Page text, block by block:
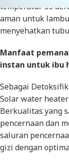
temperatur 33
aman untuk
menyehatkan
Manfaat
instan untuk ibu
Sebagai
Solar water
Berkualitas yang
pencernaan dan
saluran
gizi dengan